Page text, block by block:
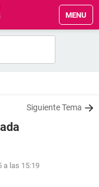
MENU
Siguiente Tema
a las 15:19